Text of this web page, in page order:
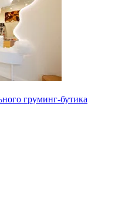
груминг-бутика